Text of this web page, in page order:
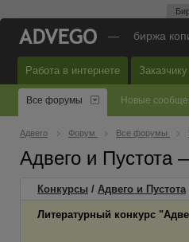
— биржа
Работа в интернете Заказчику
Все форумы Новые
Адвего Форум Все форумы
Адвего и Пустота
Конкурсы / Адвего и Пустота
Литературный конкурс